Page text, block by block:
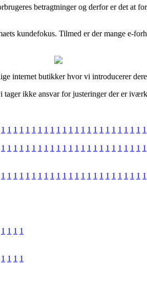
betragtninger og derfor er det at
kundefokus. Tilmed er der mange e-
internet butikker hvor vi introducerer
ikke ansvar for justeringer der er
1 1 1 1 1 1 1 1 1 1 1 1 1 1 1 1 1 1 1 1 1 1 1 1
1 1 1 1 1 1 1 1 1 1 1 1 1 1 1 1 1 1 1 1 1 1 1 1
1 1 1 1 1 1 1 1 1 1 1 1 1 1 1 1 1 1 1 1 1 1 1 1
1 1 1 1
1 1 1 1